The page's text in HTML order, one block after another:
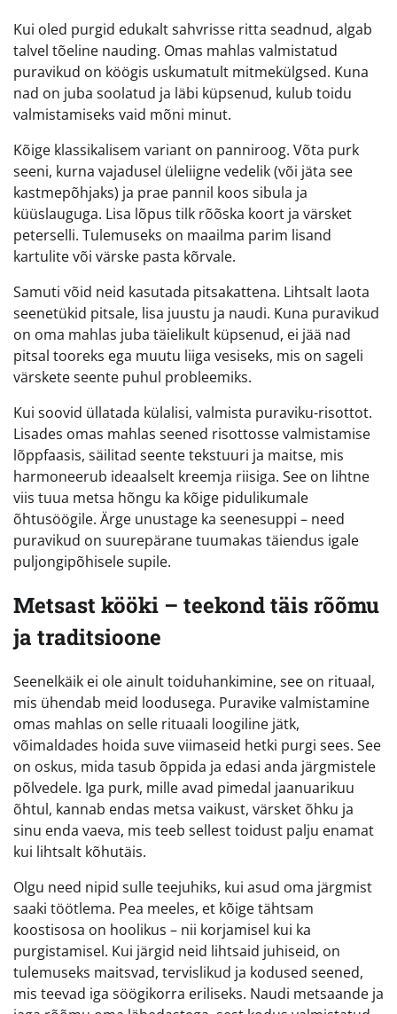
Kui oled purgid edukalt sahvrisse ritta seadnud, algab
talvel tõeline nauding. Omas mahlas valmistatud
puravikud on köögis uskumatult mitmekülgsed. Kuna
nad on juba soolatud ja läbi küpsenud, kulub toidu
valmistamiseks vaid mõni minut.
Kõige klassikalisem variant on panniroog. Võta purk
seeni, kurna vajadusel üleliigne vedelik (või jäta see
kastmepõhjaks) ja prae pannil koos sibula ja
küüslauguga. Lisa lõpus tilk rõõska koort ja värsket
peterselli. Tulemuseks on maailma parim lisand
kartulite või värske pasta kõrvale.
Samuti võid neid kasutada pitsakattena. Lihtsalt laota
seenetükid pitsale, lisa juustu ja naudi. Kuna puravikud
on oma mahlas juba täielikult küpsenud, ei jää nad
pitsal tooreks ega muutu liiga vesiseks, mis on sageli
värskete seente puhul probleemiks.
Kui soovid üllatada külalisi, valmista puraviku-risottot.
Lisades omas mahlas seened risottosse valmistamise
lõppfaasis, säilitad seente tekstuuri ja maitse, mis
harmoneerub ideaalselt kreemja riisiga. See on lihtne
viis tuua metsa hõngu ka kõige pidulikumale
õhtusöögile. Ärge unustage ka seenesuppi – need
puravikud on suurepärane tuumakas täiendus igale
puljongipõhisele supile.
Metsast kööki – teekond täis rõõmu
ja traditsioone
Seenelkäik ei ole ainult toiduhankimine, see on rituaal,
mis ühendab meid loodusega. Puravike valmistamine
omas mahlas on selle rituaali loogiline jätk,
võimaldades hoida suve viimaseid hetki purgi sees. See
on oskus, mida tasub õppida ja edasi anda järgmistele
põlvedele. Iga purk, mille avad pimedal jaanuarikuu
õhtul, kannab endas metsa vaikust, värsket õhku ja
sinu enda vaeva, mis teeb sellest toidust palju enamat
kui lihtsalt kõhutäis.
Olgu need nipid sulle teejuhiks, kui asud oma järgmist
saaki töötlema. Pea meeles, et kõige tähtsam
koostisosa on hoolikus – nii korjamisel kui ka
purgistamisel. Kui järgid neid lihtsaid juhiseid, on
tulemuseks maitsvad, tervislikud ja kodused seened,
mis teevad iga söögikorra eriliseks. Naudi metsaande ja